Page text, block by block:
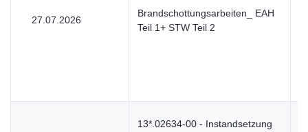
27.07.2026
Brandschottungsarbeiten_ EAH
Teil 1+ STW Teil 2
13*.02634-00 - Instandsetzung